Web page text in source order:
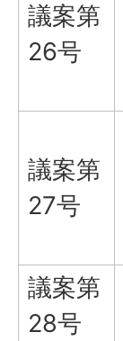
議案第
26号
議案第
27号
議案第
28号